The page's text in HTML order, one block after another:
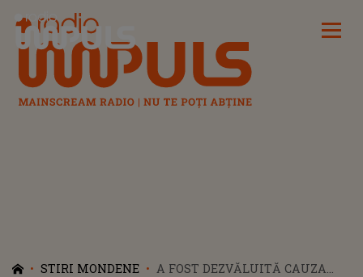
Radio Impuls
STIRI MONDENE
A FOST DEZVĂLUITĂ CAUZA